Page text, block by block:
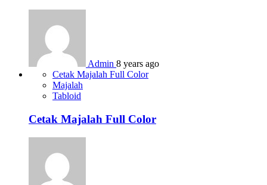
Admin 8 years ago
Cetak Majalah Full Color
Majalah
Tabloid
Cetak Majalah Full Color